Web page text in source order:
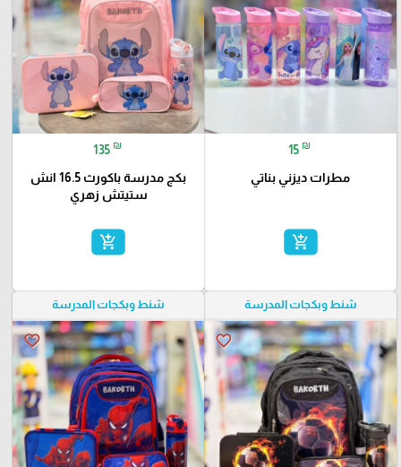
15 ₪
مطرات ديزني بناتي
add_shopping_cart
135 ₪
بكج مدرسة باكورث 16.5 انش
ستيتش زهري
add_shopping_cart
شنط وبكجات المدرسة
favorite_border
شنط وبكجات المدرسة
favorite_border